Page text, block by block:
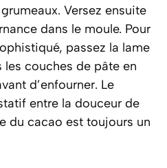
Versez ensuite
dans le moule. Pour
passez la lame
les couches de pâte en
d’enfourner. Le
entre la douceur de
du cacao est toujours un